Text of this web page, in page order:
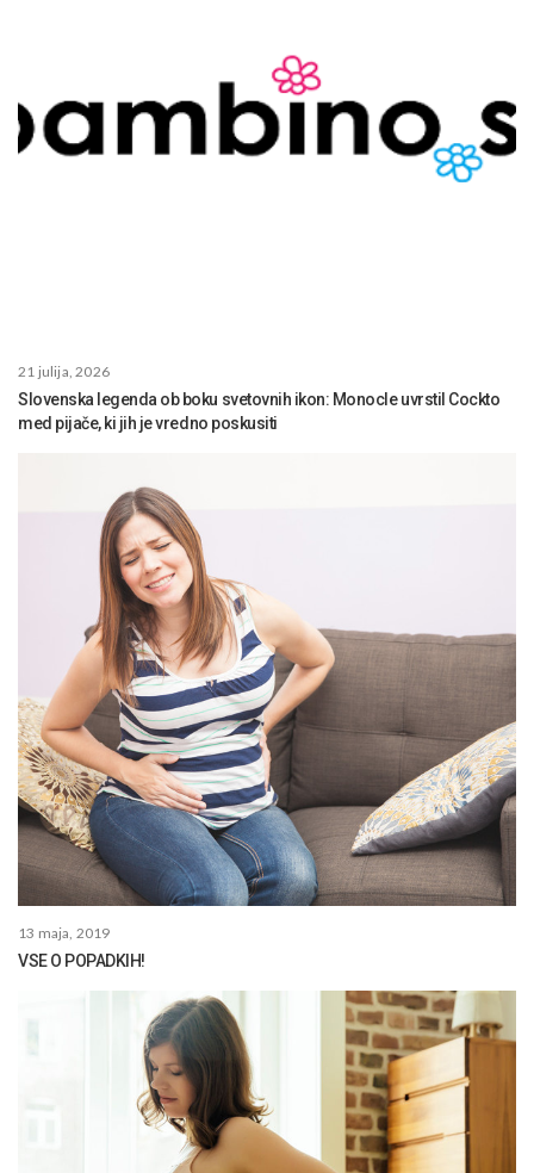
21 julija, 2026
Slovenska legenda ob boku svetovnih ikon: Monocle uvrstil Cockto
med pijače, ki jih je vredno poskusiti
13 maja, 2019
VSE O POPADKIH!